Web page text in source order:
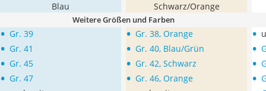
Blau Schwarz/Orange
Weitere Größen und Farben
• Gr. 39
• Gr. 41
• Gr. 45
• Gr. 47
• Gr. 38, Orange
• Gr. 40, Blau/Grün
• Gr. 42, Schwarz
• Gr. 46, Orange
•
•
•
•